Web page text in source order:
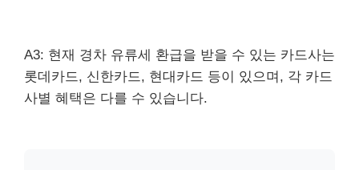
A3: 현재 경차 유류세 환급을 받을 수 있는 카드사는
롯데카드, 신한카드, 현대카드 등이 있으며, 각 카드
사별 혜택은 다를 수 있습니다.